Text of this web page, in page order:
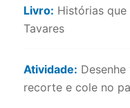
Livro: Histórias
Tavares
Atividade:
recorte e cole no